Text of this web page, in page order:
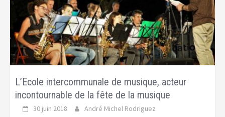
L’Ecole intercommunale de musique, acteur
incontournable de la fête de la musique
30 juin 2018 André Michel Rodriguez